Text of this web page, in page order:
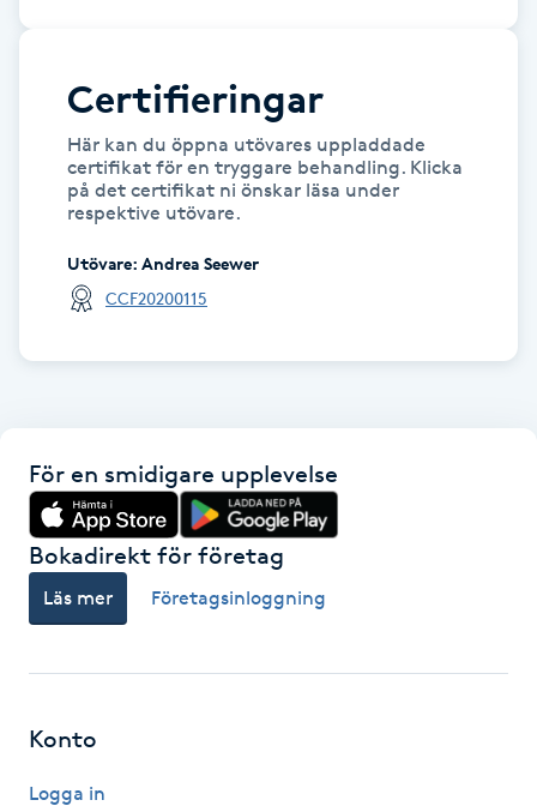
Kinesisk medicin
Kiropraktik
Klangmassage
Klippning
Klippning & Slingor
Klippning ungdom
Kosmetisk tatuering
Kostrådgivning
Kroppsinpackning
Certifieringar
Här kan du öppna utövares uppladdade
certifikat för en tryggare behandling. Klicka
på det certifikat ni önskar läsa under
respektive utövare.
Utövare: Andrea Seewer
CCF20200115
För en smidigare upplevelse
Bokadirekt för företag
Läs mer Företagsinloggning
Konto
Logga in